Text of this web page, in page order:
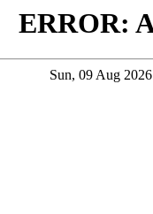
ERROR:
Sun, 09 Aug